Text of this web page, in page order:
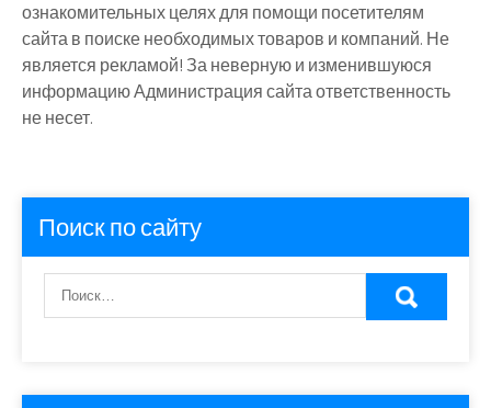
ознакомительных целях для помощи посетителям
сайта в поиске необходимых товаров и компаний. Не
является рекламой! За неверную и изменившуюся
информацию Администрация сайта ответственность
не несет.
Поиск по сайту